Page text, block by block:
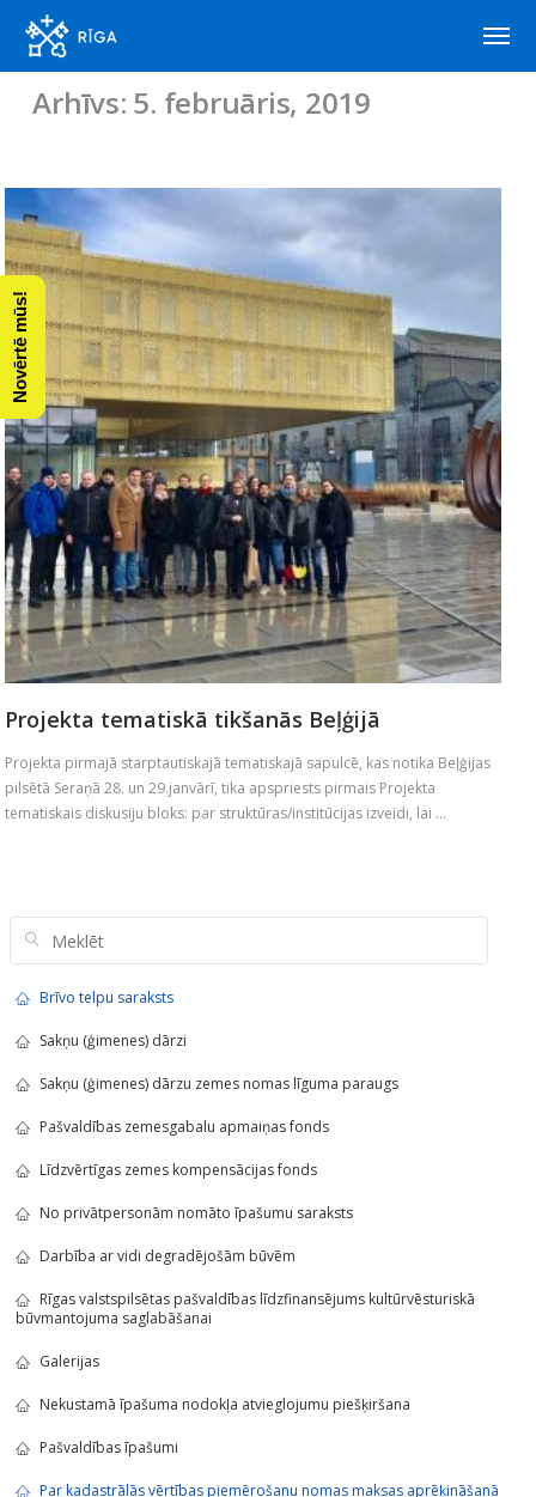
Arhīvs: 5. februāris, 2019
Projekta tematiskā tikšanās Beļģijā
Projekta pirmajā starptautiskajā tematiskajā sapulcē, kas notika Beļģijas
pilsētā Seraņā 28. un 29.janvārī, tika apspriests pirmais Projekta
tematiskais diskusiju bloks: par struktūras/institūcijas izveidi, lai ...
Brīvo telpu saraksts
Sakņu (ģimenes) dārzi
Sakņu (ģimenes) dārzu zemes nomas līguma paraugs
Pašvaldības zemesgabalu apmaiņas fonds
Līdzvērtīgas zemes kompensācijas fonds
No privātpersonām nomāto īpašumu saraksts
Darbība ar vidi degradējošām būvēm
Rīgas valstspilsētas pašvaldības līdzfinansējums kultūrvēsturiskā
būvmantojuma saglabāšanai
Galerijas
Nekustamā īpašuma nodokļa atvieglojumu piešķiršana
Pašvaldības īpašumi
Par kadastrālās vērtības piemērošanu nomas maksas aprēķināšanā
Novērtē mūs!